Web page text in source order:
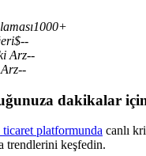
1000+
$--
Arz--
--
dakikalar
platformunda canlı
trendlerini keşfedin.